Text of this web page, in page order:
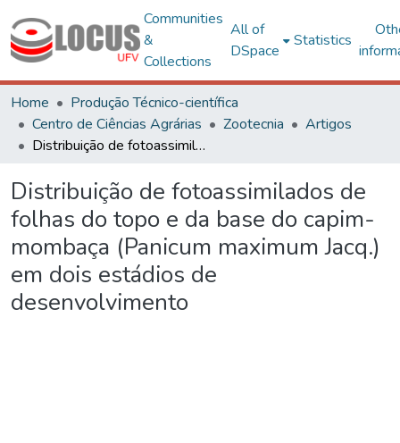
Communities
&
Collections
All of
DSpace
Statistics
Home
Produção Técnico-científica
Centro de Ciências Agrárias
Zootecnia
Artigos
Distribuição de fotoassimilados de folhas do topo e da base do capim-mombaça (Panicum maximum Jacq.) em dois estádios de desenvolvimento
Distribuição de fotoassimilados de
folhas do topo e da base do capim-
mombaça (Panicum maximum Jacq.)
em dois estádios de
desenvolvimento